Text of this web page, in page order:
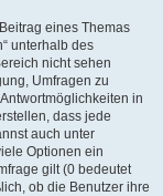
eines Themas
unterhalb des
nicht sehen
Umfragen zu
in
dass jede
auch unter
Optionen ein
gilt (0 bedeutet
ob die Benutzer ihre